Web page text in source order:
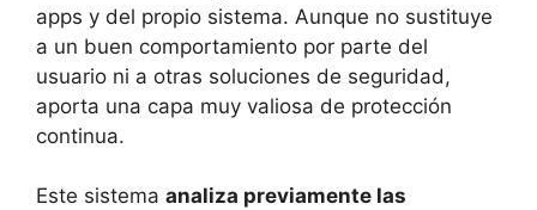
apps y del propio sistema. Aunque no sustituye
a un buen comportamiento por parte del
usuario ni a otras soluciones de seguridad,
aporta una capa muy valiosa de protección
continua.
Este sistema analiza previamente las